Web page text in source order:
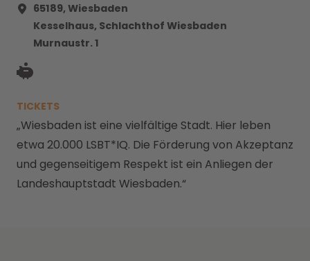
65189, Wiesbaden
Kesselhaus, Schlachthof Wiesbaden
Murnaustr. 1
TICKETS
„Wiesbaden ist eine vielfältige Stadt. Hier leben
etwa 20.000 LSBT*IQ. Die Förderung von Akzeptanz
und gegenseitigem Respekt ist ein Anliegen der
Landeshauptstadt Wiesbaden.“